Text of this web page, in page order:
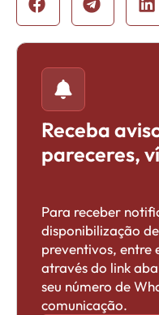
Receba
pareceres,
Para receber
disponibilização
preventivos, entre
através do link
seu número de
comunicação.